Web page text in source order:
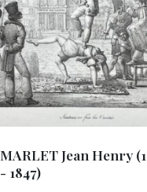
MARLET Jean Henry
- 1847)